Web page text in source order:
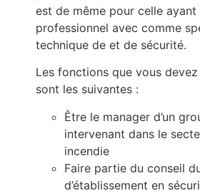
est de même pour celle ayant
professionnel avec comme
technique de et de sécurité.
Les fonctions que vous
sont les suivantes :
Être le manager d’un
intervenant dans le
incendie
Faire partie du conseil
d’établissement en